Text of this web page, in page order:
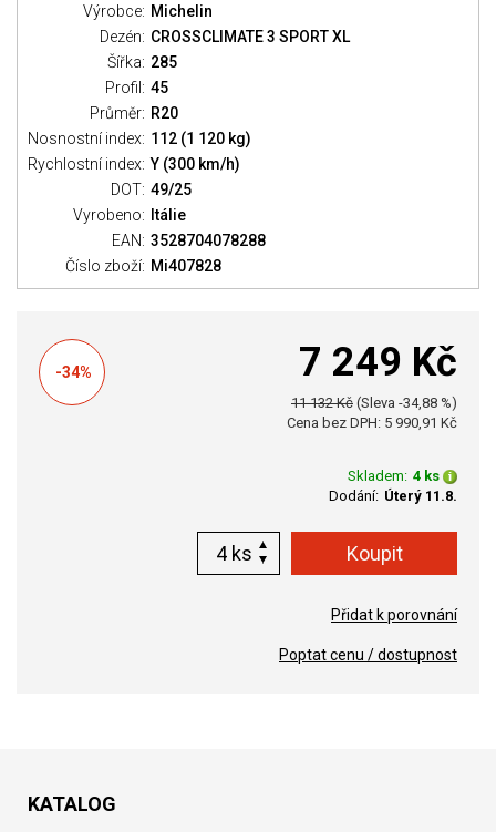
Výrobce: Michelin
Dezén: CROSSCLIMATE 3 SPORT XL
Šířka: 285
Profil: 45
Průměr: R20
Nosnostní index: 112 (1 120 kg)
Rychlostní index: Y (300 km/h)
DOT: 49/25
Vyrobeno: Itálie
EAN: 3528704078288
Číslo zboží: Mi407828
-34% 7 249 Kč
11 132 Kč (Sleva -34,88 %)
Cena bez DPH: 5 990,91 Kč
Skladem: 4 ks
Dodání: Úterý 11.8.
ks
Přidat k porovnání
Poptat cenu / dostupnost
KATALOG